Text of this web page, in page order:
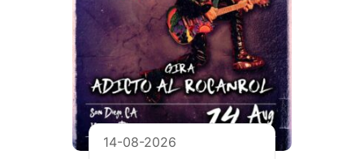
14-08-2026